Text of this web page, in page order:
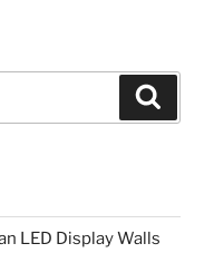
LED Display Walls